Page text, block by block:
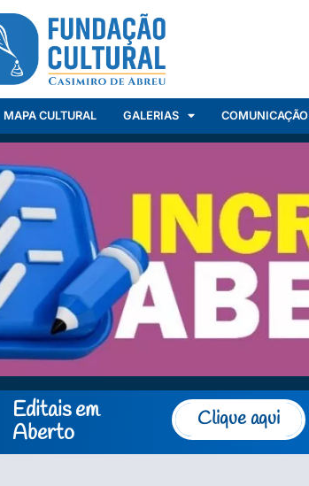
MAPA CULTURAL GALERIAS COMUNICAÇÃO
Editais em
Aberto
Clique aqui